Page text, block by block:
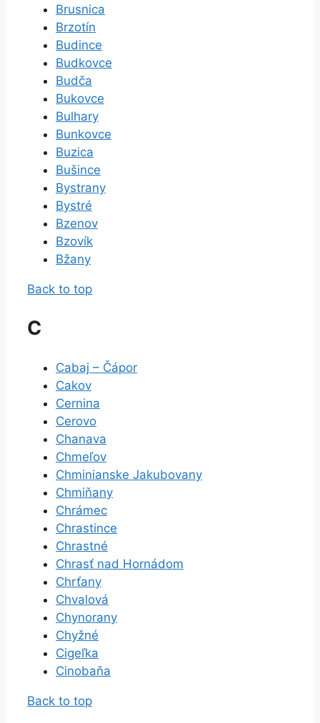
Brusnica
Brzotín
Budince
Budkovce
Budča
Bukovce
Bulhary
Bunkovce
Buzica
Bušince
Bystrany
Bystré
Bzenov
Bzovík
Bžany
Back to top
C
Cabaj – Čápor
Cakov
Cernina
Cerovo
Chanava
Chmeľov
Chminianske Jakubovany
Chmiňany
Chrámec
Chrastince
Chrastné
Chrasť nad Hornádom
Chrťany
Chvalová
Chynorany
Chyžné
Cigeľka
Cinobaňa
Back to top